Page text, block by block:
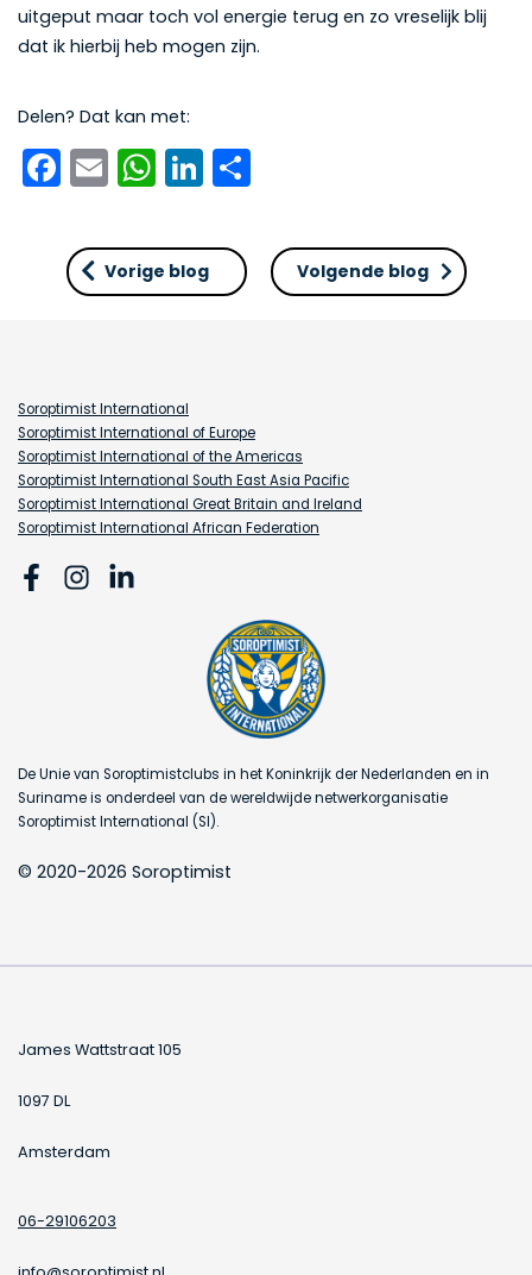
uitgeput maar toch vol energie terug en zo vreselijk blij
dat ik hierbij heb mogen zijn.
Delen? Dat kan met:
Facebook
EmailWhatsApp
LinkedIn
Vorige blog Volgende blog
Soroptimist International
Soroptimist International of Europe
Soroptimist International of the Americas
Soroptimist International South East Asia Pacific
Soroptimist International Great Britain and Ireland
Soroptimist International African Federation
De Unie van Soroptimistclubs in het Koninkrijk der Nederlanden en in
Suriname is onderdeel van de wereldwijde netwerkorganisatie
Soroptimist International (SI).
© 2020-2026 Soroptimist
James Wattstraat 105
1097 DL
Amsterdam
06-29106203